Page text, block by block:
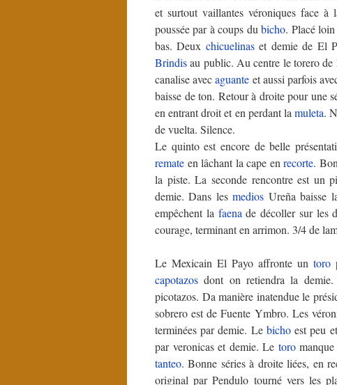
et surtout vaillantes véroniques face
poussée par à coups dubicho. Placé
bas. Deux chicuelinaset demie de El
Brindisau public. Au centre le torero de
canalise avecaguante et aussi parfois
baisse de ton. Retour à droite pour une
en entrant droit et en perdant la muleta.
de vuelta. Silence.
Le quinto est encore de belle
remate en lâchant la cape enrecorte.
la piste. La seconde rencontre est un
demie. Dans lesmedios Ureña baisse
empêchent la faena de décoller sur les
courage, terminant en arrimon. 3/4 de
Le Mexicain El Payo affronte un toro
capotazos dont on retiendra la
picotazos. Da manière inatendue le
sobrero est de Fuente Ymbro. Les
terminées par demie. Le bichoest peu
par veronicas et demie. Le toromanque
tanteo. Bonne séries à droite liées, en
original par Pendulo tourné vers les